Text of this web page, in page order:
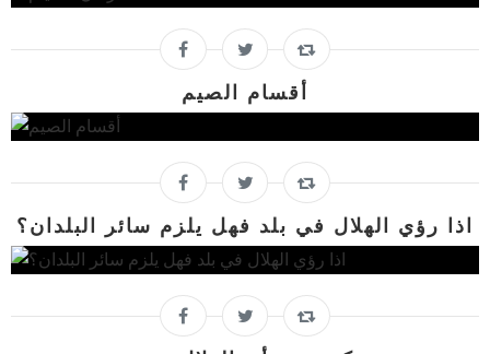
أقسام الصيم
اذا رؤي الهلال في بلد فهل يلزم سائر البلدان؟